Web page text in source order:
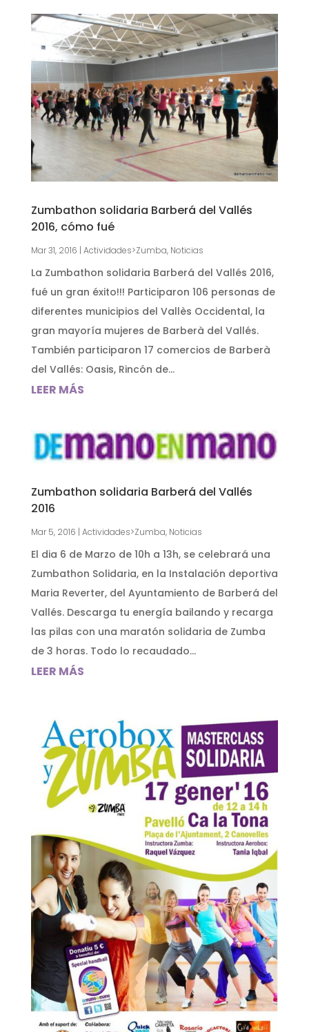
Zumbathon solidaria Barberá del Vallés
2016, cómo fué
Mar 31, 2016 | Actividades>Zumba, Noticias
La Zumbathon solidaria Barberá del Vallés 2016,
fué un gran éxito!!! Participaron 106 personas de
diferentes municipios del Vallès Occidental, la
gran mayoría mujeres de Barberà del Vallés.
También participaron 17 comercios de Barberà
del Vallés: Oasis, Rincón de...
LEER MÁS
Zumbathon solidaria Barberá del Vallés
2016
Mar 5, 2016 | Actividades>Zumba, Noticias
El dia 6 de Marzo de 10h a 13h, se celebrará una
Zumbathon Solidaria, en la Instalación deportiva
Maria Reverter, del Ayuntamiento de Barberá del
Vallés. Descarga tu energía bailando y recarga
las pilas con una maratón solidaria de Zumba
de 3 horas. Todo lo recaudado...
LEER MÁS